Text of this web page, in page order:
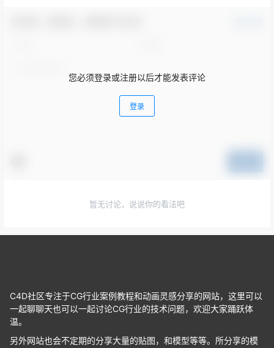
您必须登录或注册以后才能发表评论
登录
暂无讨论，说说你的看法吧
C4D社区专注于CG行业案例教程和动画灵感分享的网站，这里可以
一起聊聊天也可以一起讨论CG行业的技术问题，欢迎大家踊跃体
温。
另外网站也会不定期的分享大量的贴图，和模型等等。所分享的模